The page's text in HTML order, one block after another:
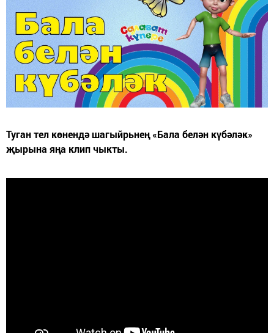
Туган тел көнендә шагыйрьнең «Бала белән күбәләк»
җырына яңа клип чыкты.